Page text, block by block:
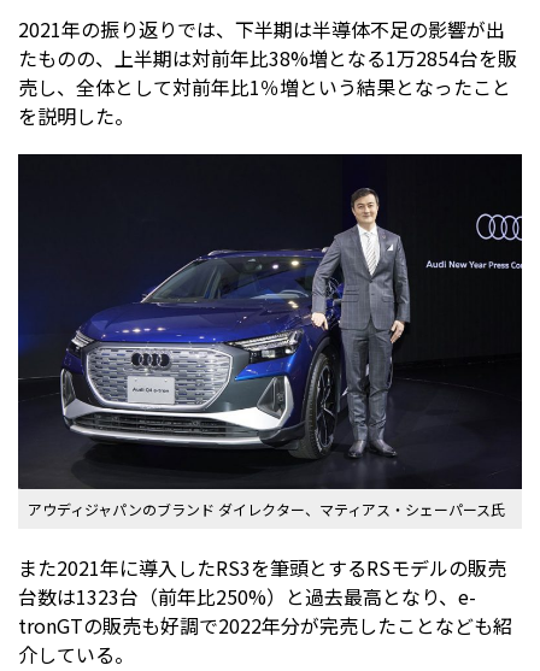
2021年の振り返りでは、下半期は半導体不足の影響が出
たものの、上半期は対前年比38%増となる1万2854台を販
売し、全体として対前年比1％増という結果となったこと
を説明した。
アウディジャパンのブランド ダイレクター、マティアス・シェーパース氏
また2021年に導入したRS3を筆頭とするRSモデルの販売
台数は1323台（前年比250%）と過去最高となり、e-
tronGTの販売も好調で2022年分が完売したことなども紹
介している。